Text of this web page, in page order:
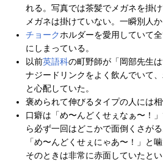
れる。写真では茶髪でメガネを掛
メガネは掛けていない。一瞬別人か
チョークホルダーを愛用していて
にしまっている。
以前英語科の町野師が「岡部先生
ナジードリンクをよく飲んでいて
と心配していた。
褒められて伸びるタイプの人には相
口癖は「め〜んどくせぇなぁ〜！
ら必ず一回はどこかで面倒くさが
「め〜んどくせぇにゃあ〜！」と
そのときは非常に赤面していたと